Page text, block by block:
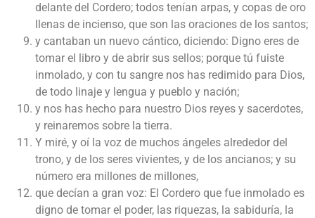
delante del Cordero; todos tenían arpas, y copas de oro
llenas de incienso, que son las oraciones de los santos;
y cantaban un nuevo cántico, diciendo: Digno eres de
tomar el libro y de abrir sus sellos; porque tú fuiste
inmolado, y con tu sangre nos has redimido para Dios,
de todo linaje y lengua y pueblo y nación;
y nos has hecho para nuestro Dios reyes y sacerdotes,
y reinaremos sobre la tierra.
Y miré, y oí la voz de muchos ángeles alrededor del
trono, y de los seres vivientes, y de los ancianos; y su
número era millones de millones,
que decían a gran voz: El Cordero que fue inmolado es
digno de tomar el poder, las riquezas, la sabiduría, la